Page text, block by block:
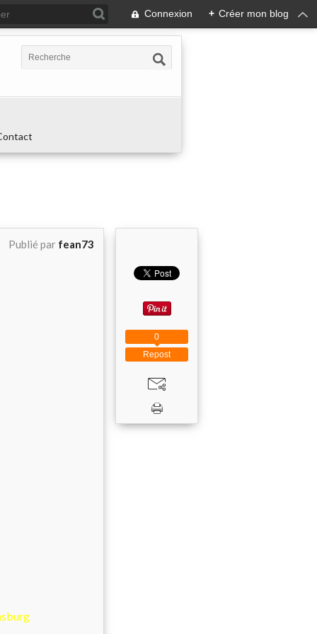
Connexion + Créer mon blog
Publié par fean73
Repost
0